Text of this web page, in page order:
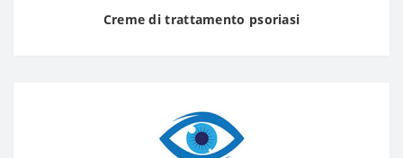
Creme di trattamento psoriasi